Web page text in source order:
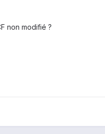
non modifié ?